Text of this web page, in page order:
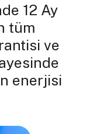
12 Ay
tüm
ve
enerjisi